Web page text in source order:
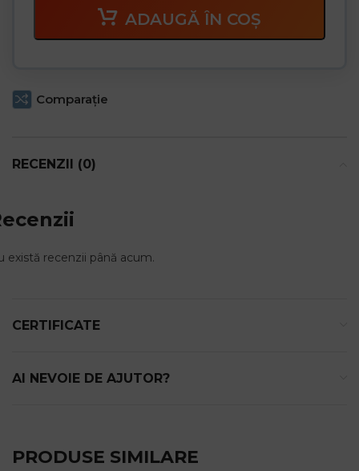
ADAUGĂ ÎN COȘ
Comparaţie
RECENZII (0)
există recenzii până acum.
CERTIFICATE
AI NEVOIE DE AJUTOR?
PRODUSE SIMILARE